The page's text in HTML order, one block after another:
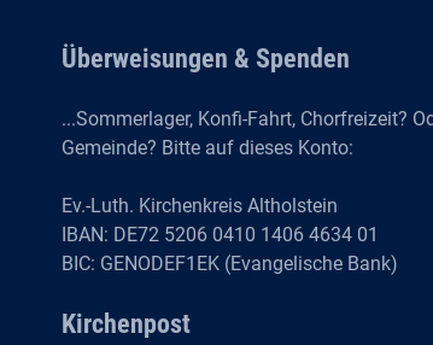
Überweisungen & Spenden
...Sommerlager, Konfi-Fahrt, Chorfreizeit?
Gemeinde? Bitte auf dieses Konto:
Ev.-Luth. Kirchenkreis Altholstein
IBAN: DE72 5206 0410 1406 4634 01
BIC: GENODEF1EK (Evangelische Bank)
Kirchenpost